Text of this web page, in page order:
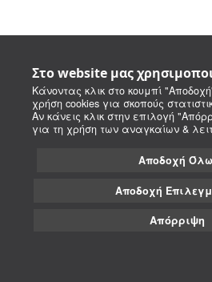
Στο website μας
Κάνοντας κλικ στο κουμπί
χρήση cookies για σκοπούς
Αν κάνεις κλικ στην επιλογή
για τη χρήση των αναγκαίων &
Αποδοχή
Αποδοχή
Απόρριψη